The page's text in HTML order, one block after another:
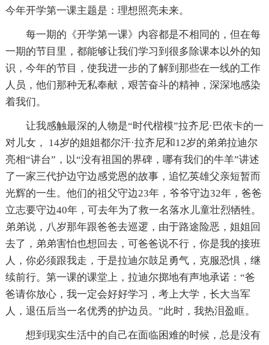
今年开学第一课主题是：理想照亮未来。
每一期的《开学第一课》内容都是不相同的，但在每
一期的节目里，都能够让我们学习到很多除课本以外的知
识，今年的节目，使我进一步的了解到那些在一线的工作
人员，他们那种无私奉献，艰苦奋斗的精神，深深地感染
着我们。
让我感触最深的人物是“时代楷模”拉齐尼·巴依卡的一
对儿女， 14岁的姐姐都尔汗·拉齐尼和12岁的弟弟拉迪尔
亮相“讲台”，以“没有祖国的界碑，哪有我们的牛羊”讲述
了一家三代护边守边感党恩的故事，追忆英雄父亲短暂而
光辉的一生。他们的祖父守边23年，爷爷守边32年，爸爸
立志要守边40年，可去年为了救一名落水儿童壮烈牺牲。
弟弟说，八岁那年跟爸爸去巡逻，由于路途险恶，姐姐回
去了，弟弟害怕也想回去，可爸爸说不行，你是我的接班
人，你必须跟我走，于是拉迪尔鼓足勇气，克服恐惧，继
续前行。第一课的课堂上，拉迪尔掷地有声地承诺：“爸
爸请你放心，我一定会好好学习，考上大学，长大当军
人，退伍后当一名优秀的护边员。”此时，我热泪盈眶。
想到现实生活中的自己在面临困难的时候，总是没有